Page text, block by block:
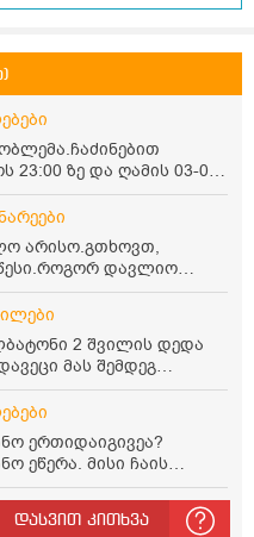
23:00 ზე და ღამის 03-00
ვერ ვიძინებ
თუ არის ამ
არისო.გთხოვთ,
დავლიო
ლეიკოციტები მაქვს
დონეს
2 შვილის დედა
მას შემდეგ
გარეთ რადგან ისევ
ანთება მქონდა
გავიდა 1 წელზე
გასვილისას
გარეთ წაავალა
ეხლა როგორმე გავდივარ
მიწა მეცლება
ერთიდაიგივეა?
ეწერა. მისი ჩაის
არის კარგი?
ჩავყაროთ 1 ჩაის
ორეგანო და
დასვით კითხვა